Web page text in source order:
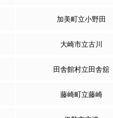
加美町立小野田
大崎市立古川
田舎館村立田舎舘
藤崎町立藤崎